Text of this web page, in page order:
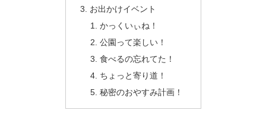
お出かけイベント
かっくいぃね！
公園って楽しい！
食べるの忘れてた！
ちょっと寄り道！
秘密のおやすみ計画！